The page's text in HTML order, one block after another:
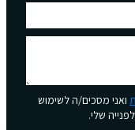
ואני מסכים/ה לשימוש
שלי.